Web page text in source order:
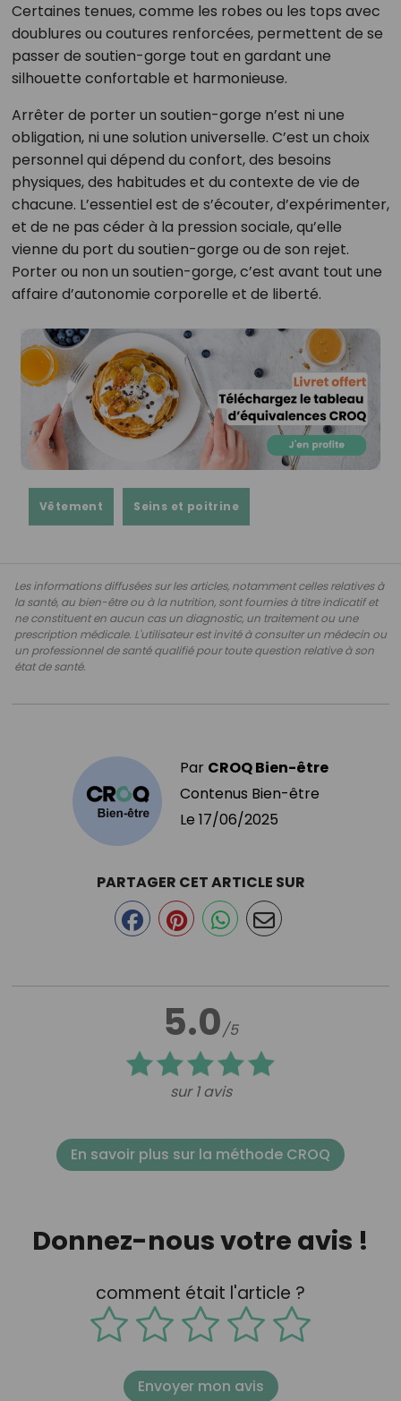
Certaines tenues, comme les robes ou les tops avec
doublures ou coutures renforcées, permettent de se
passer de soutien-gorge tout en gardant une
silhouette confortable et harmonieuse.
Arrêter de porter un soutien-gorge n’est ni une
obligation, ni une solution universelle. C’est un choix
personnel qui dépend du confort, des besoins
physiques, des habitudes et du contexte de vie de
chacune. L’essentiel est de s’écouter, d’expérimenter,
et de ne pas céder à la pression sociale, qu’elle
vienne du port du soutien-gorge ou de son rejet.
Porter ou non un soutien-gorge, c’est avant tout une
affaire d’autonomie corporelle et de liberté.
Vêtement Seins et poitrine
Les informations diffusées sur les articles, notamment celles relatives à
la santé, au bien-être ou à la nutrition, sont fournies à titre indicatif et
ne constituent en aucun cas un diagnostic, un traitement ou une
prescription médicale. L'utilisateur est invité à consulter un médecin ou
un professionnel de santé qualifié pour toute question relative à son
état de santé.
Par CROQ Bien-être
Contenus Bien-être
Le 17/06/2025
5.0/5
sur 1 avis
PARTAGER CET ARTICLE SUR
En savoir plus sur la méthode CROQ
Donnez-nous votre avis !
comment était l'article ?
Envoyer mon avis